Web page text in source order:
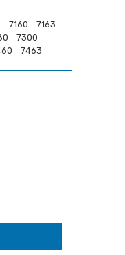
7160
7163
7300
7463